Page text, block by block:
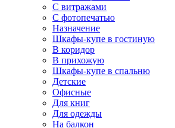
С витражами
С фотопечатью
Назначение
Шкафы-купе в гостиную
В коридор
В прихожую
Шкафы-купе в спальню
Детские
Офисные
Для книг
Для одежды
На балкон